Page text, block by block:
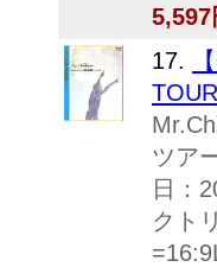
5,597
17.
ツア
日：
クト